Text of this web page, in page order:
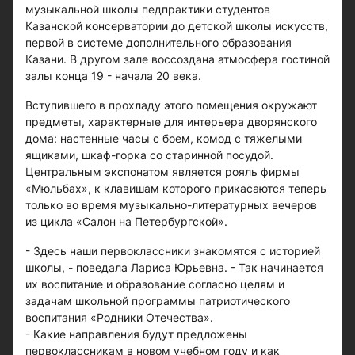
музыкальной школы педпрактики студентов
Казанской консерватории до детской школы искусств,
первой в системе дополнительного образования
Казани. В другом зале воссоздана атмосфера гостиной
залы конца 19 - начала 20 века.
Вступившего в прохладу этого помещения окружают
предметы, характерные для интерьера дворянского
дома: настенные часы с боем, комод с тяжелыми
ящиками, шкаф-горка со старинной посудой.
Центральным экспонатом является рояль фирмы
«Мюльбах», к клавишам которого прикасаются теперь
только во время музыкально-литературных вечеров
из цикла «Салон на Петербургской».
- Здесь наши первоклассники знакомятся с историей
школы, - поведала Лариса Юрьевна. - Так начинается
их воспитание и образование согласно целям и
задачам школьной программы патриотического
воспитания «Родники Отечества».
- Какие направления будут предложены
первоклассникам в новом учебном году и как